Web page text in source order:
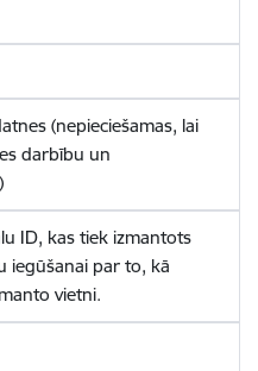
(nepieciešamas, lai
darbību un
ID, kas tiek izmantots
iegūšanai par to, kā
vietni.